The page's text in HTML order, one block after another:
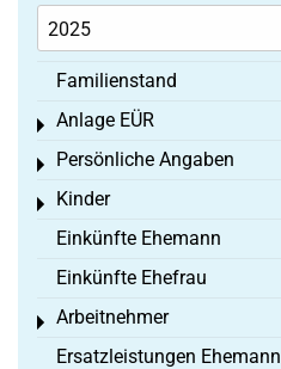
Familienstand
Anlage EÜR
Toggle menu
Persönliche Angaben
Toggle menu
Kinder
Toggle menu
Einkünfte Ehemann
Einkünfte Ehefrau
Arbeitnehmer
Toggle menu
Ersatzleistungen Ehemann